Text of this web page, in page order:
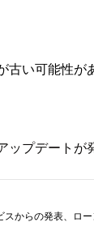
い可能性が
プデートが